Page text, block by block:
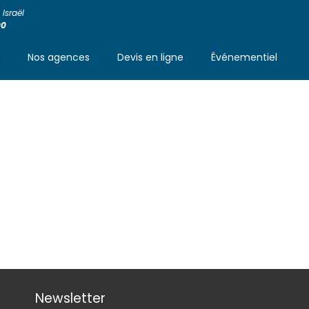
Nos agences Devis en ligne Événementiel
Newsletter